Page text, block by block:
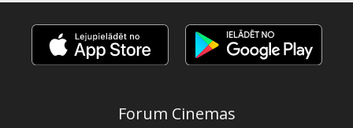
Forum Cinemas